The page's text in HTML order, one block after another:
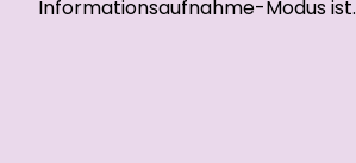
Informationsaufnahme-Modus ist.